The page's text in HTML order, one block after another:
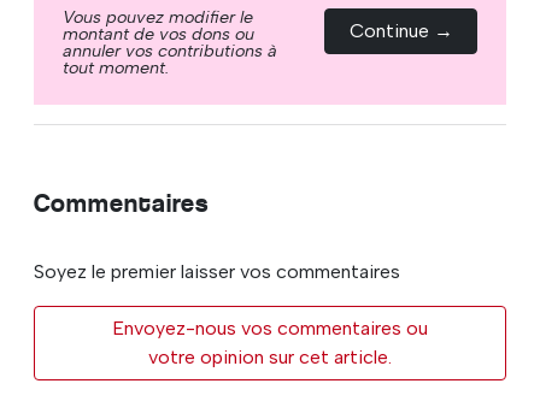
Vous pouvez modifier le
montant de vos dons ou
annuler vos contributions à
tout moment.
Continue →
Commentaires
Soyez le premier laisser vos commentaires
Envoyez-nous vos commentaires ou
votre opinion sur cet article.